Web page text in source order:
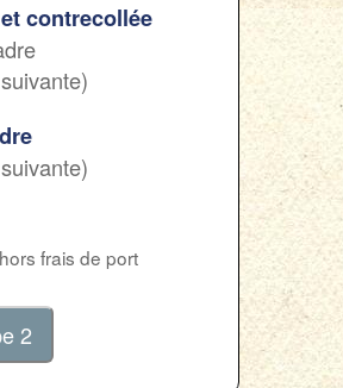
contrecollée
frais de port